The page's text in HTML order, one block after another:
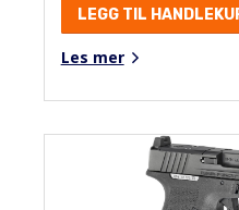
LEGG TIL
Les mer